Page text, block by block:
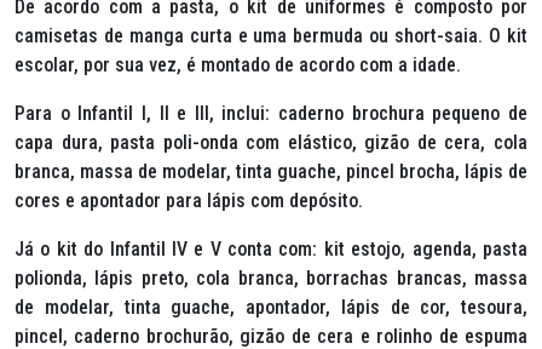
De acordo com a pasta, o kit de uniformes é composto por
camisetas de manga curta e uma bermuda ou short-saia. O kit
escolar, por sua vez, é montado de acordo com a idade.
Para o Infantil I, II e III, inclui: caderno brochura pequeno de
capa dura, pasta poli-onda com elástico, gizão de cera, cola
branca, massa de modelar, tinta guache, pincel brocha, lápis de
cores e apontador para lápis com depósito.
Já o kit do Infantil IV e V conta com: kit estojo, agenda, pasta
polionda, lápis preto, cola branca, borrachas brancas, massa
de modelar, tinta guache, apontador, lápis de cor, tesoura,
pincel, caderno brochurão, gizão de cera e rolinho de espuma